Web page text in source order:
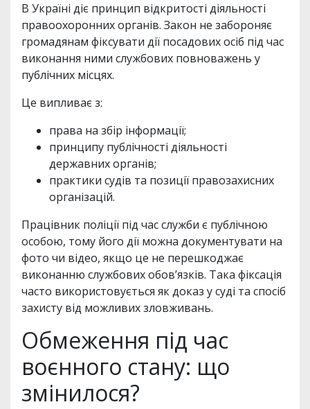
В Україні діє принцип відкритості діяльності
правоохоронних органів. Закон не забороняє
громадянам фіксувати дії посадових осіб під час
виконання ними службових повноважень у
публічних місцях.
Це випливає з:
права на збір інформації;
принципу публічності діяльності
державних органів;
практики судів та позиції правозахисних
організацій.
Працівник поліції під час служби є публічною
особою, тому його дії можна документувати на
фото чи відео, якщо це не перешкоджає
виконанню службових обов’язків. Така фіксація
часто використовується як доказ у суді та спосіб
захисту від можливих зловживань.
Обмеження під час
воєнного стану: що
змінилося?